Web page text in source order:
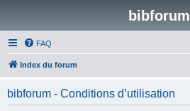
bibforum
FAQ
Index du forum
bibforum - Conditions d’utilisation